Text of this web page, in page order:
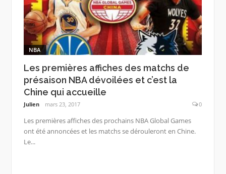
NBA
Les premières affiches des matchs de
présaison NBA dévoilées et c’est la
Chine qui accueille
Julien mars 23, 2017 0
Les premières affiches des prochains NBA Global Games
ont été annoncées et les matchs se dérouleront en Chine.
Le...